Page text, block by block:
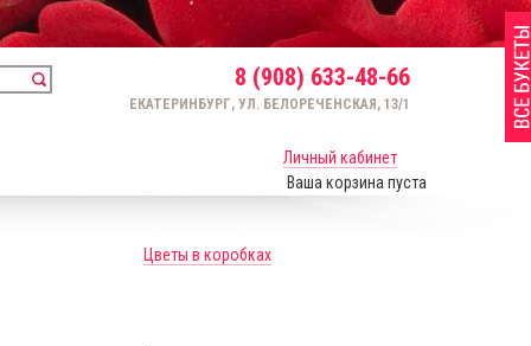
8 (908) 633-48-66
ЕКАТЕРИНБУРГ, УЛ. БЕЛОРЕЧЕНСКАЯ, 13/1
Личный кабинет
Ваша корзина пуста
Цветы в коробках